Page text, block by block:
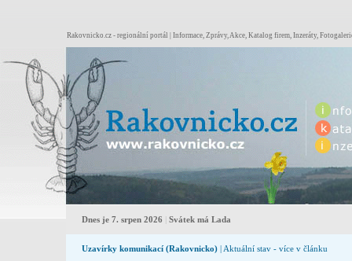
Rakovnicko.cz - regionální portál | Informace, Zprávy, Akce, Katalog firem, Inzeráty,
Dnes je 7. srpen 2026 Svátek má Lada
Uzavírky komunikací (Rakovnicko) | Aktuální stav - více v článku